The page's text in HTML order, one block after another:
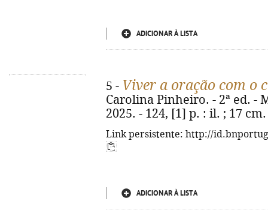
ADICIONAR À LISTA
5 - Viver a oração com o
Carolina Pinheiro. - 2ª ed. -
2025. - 124, [1] p. : il. ; 17
Link persistente: http://
ADICIONAR À LISTA